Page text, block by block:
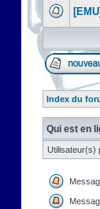
Index du
Qui est en
Utilisateur(s)